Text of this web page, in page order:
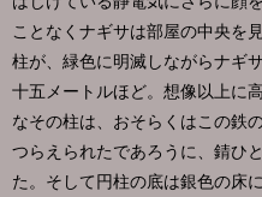
ことなくナギサは部屋の中央を
柱が、緑色に明滅しながらナギ
十五メートルほど。想像以上に
なその柱は、おそらくはこの鉄
つらえられたであろうに、錆ひ
た。そして円柱の底は銀色の床